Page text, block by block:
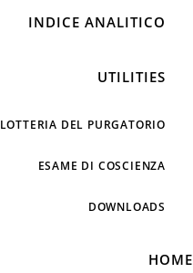
INDICE ANALITICO
UTILITIES
LOTTERIA DEL PURGATORIO
ESAME DI COSCIENZA
DOWNLOADS
HOME